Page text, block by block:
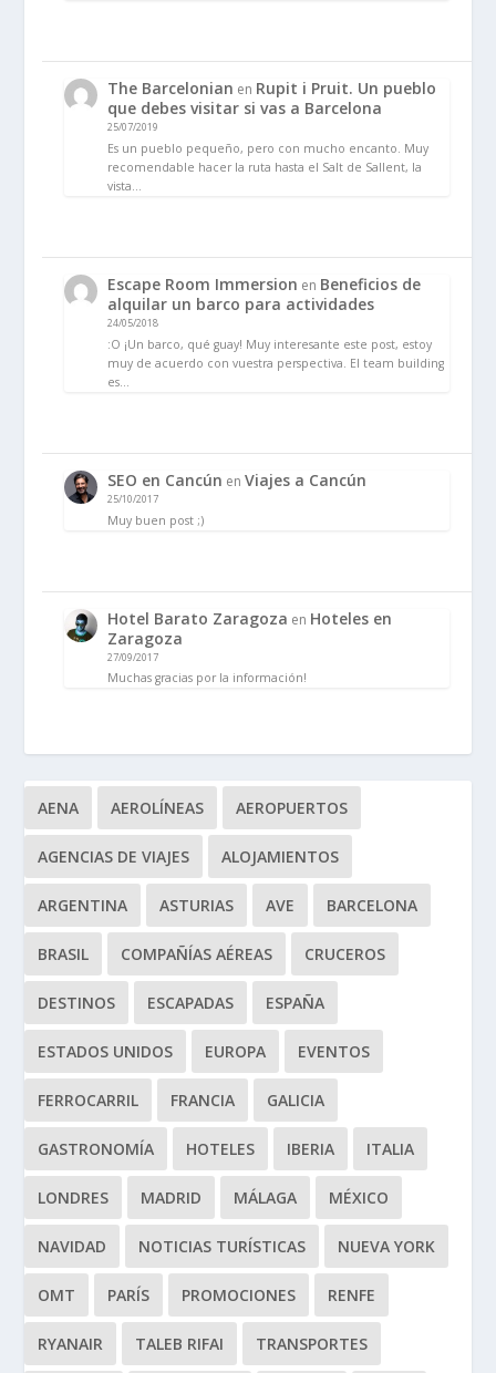
The Barcelonian en Rupit i Pruit. Un pueblo
que debes visitar si vas a Barcelona
25/07/2019
Es un pueblo pequeño, pero con mucho encanto. Muy
recomendable hacer la ruta hasta el Salt de Sallent, la
vista…
Escape Room Immersion en Beneficios de
alquilar un barco para actividades
24/05/2018
:O ¡Un barco, qué guay! Muy interesante este post, estoy
muy de acuerdo con vuestra perspectiva. El team building
es…
SEO en Cancún enViajes a Cancún
25/10/2017
Muy buen post ;)
Hotel Barato Zaragoza en Hoteles en
Zaragoza
27/09/2017
Muchas gracias por la información!
AENA AEROLÍNEAS AEROPUERTOS
AGENCIAS DE VIAJES ALOJAMIENTOS
ARGENTINA ASTURIAS AVE BARCELONA
BRASIL COMPAÑÍAS AÉREAS CRUCEROS
DESTINOS ESCAPADAS ESPAÑA
ESTADOS UNIDOS EUROPA EVENTOS
FERROCARRIL FRANCIA GALICIA
GASTRONOMÍA HOTELES IBERIA ITALIA
LONDRES MADRID MÁLAGA MÉXICO
NAVIDAD NOTICIAS TURÍSTICAS NUEVA YORK
OMT PARÍS PROMOCIONES RENFE
RYANAIR TALEB RIFAI TRANSPORTES